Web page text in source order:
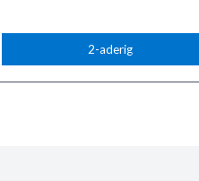
2-aderig